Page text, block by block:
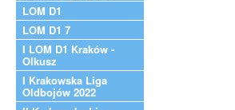
LOM D1
LOM D1 7
I LOM D1 Kraków -
Olkusz
I Krakowska Liga
Oldbojów 2022